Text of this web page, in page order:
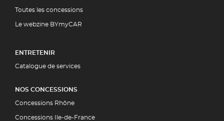
Toutes les concessions
Le webzine BYmyCAR
ENTRETENIR
Catalogue de services
NOS CONCESSIONS
Concessions Rhône
Concessions Ile-de-France